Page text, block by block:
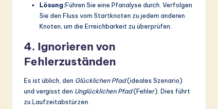
Lösung:Führen Sie eine Pfanalyse durch. Verfolgen
Sie den Fluss vom Startknoten zu jedem anderen
Knoten, um die Erreichbarkeit zu überprüfen.
4. Ignorieren von
Fehlerzuständen
Es ist üblich, den Glücklichen Pfad(ideales Szenario)
und vergisst den Unglücklichen Pfad(Fehler). Dies führt
zu Laufzeitabstürzen.